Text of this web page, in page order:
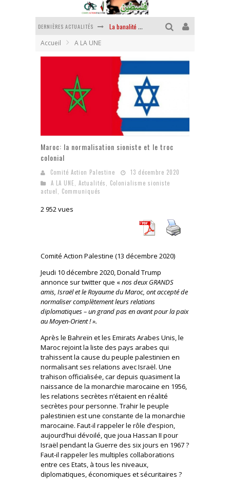
DERNIÈRES ACTUALITÉS La banalité du mal colonial
La révolution ou rien
Des accords de paix sans le peuple et contre le peuple
Accueil A LA UNE
Maroc: la normalisation sioniste et le troc
colonial
Comité Action Palestine
13 décembre 2020
A LA UNE
Actualités
Colonialisme sioniste
actuel
Communiqués
2 952 vues
Comité Action Palestine (13 décembre 2020)
Jeudi 10 décembre 2020, Donald Trump
annonce sur twitter que «nos deux GRANDS
amis, Israël et le Royaume du Maroc, ont accepté de
normaliser complètement leurs relations
diplomatiques – un grand pas en avant pour la paix
au Moyen-Orient ! ».
Après le Bahreïn et les Emirats Arabes Unis, le
Maroc rejoint la liste des pays arabes qui
trahissent la cause du peuple palestinien en
normalisant ses relations avec Israël. Une
trahison officialisée, car depuis quasiment la
naissance de la monarchie marocaine en 1956,
les relations secrètes n’étaient en réalité
secrètes pour personne. Trahir le peuple
palestinien est une constante de la monarchie
marocaine. Faut-il rappeler le rôle d’espion,
aujourd’hui dévoilé, que joua Hassan II pour
Israël pendant la Guerre des six jours en 1967 ?
Faut-il rappeler les multiples collaborations
entre ces Etats, à tous les niveaux,
diplomatiques, économiques et sécuritaires ?